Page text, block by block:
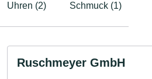
Uhren (2) Schmuck (1)
Ruschmeyer GmbH